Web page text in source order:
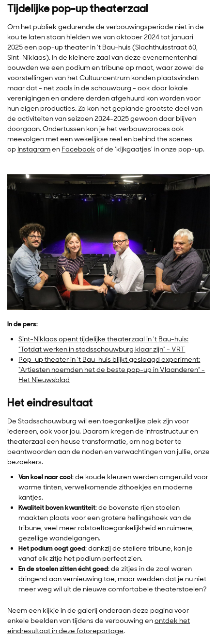
Tijdelijke pop-up theaterzaal
Om het publiek gedurende de verbouwingsperiode niet in de
kou te laten staan hielden we van oktober 2024 tot januari
2025 een pop-up theater in ’t Bau-huis (Slachthuisstraat 60,
Sint-Niklaas). In de kleinere zaal van deze evenementenhal
bouwden we een podium en tribune op maat, waar zowel de
voorstellingen van het Cultuurcentrum konden plaatsvinden
maar dat - net zoals in de schouwburg - ook door lokale
verenigingen en andere derden afgehuurd kon worden voor
hun eigen producties. Zo kon het geplande grootste deel van
de activiteiten van seizoen 2024-2025 gewoon daar blijven
doorgaan. Ondertussen kon je het verbouwproces ook
meevolgen met een wekelijkse reel en behind the scenes
op Instagramen Facebook of de 'kijkgaatjes' in onze pop-up.
In de pers:
Sint-Niklaas opent tijdelijke theaterzaal in 't Bau-huis:
"Totdat werken in stadsschouwburg klaar zijn" - VRT
Pop-up theater in ‘t Bau-huis blijkt geslaagd experiment:
“Artiesten noemden het de beste pop-up in Vlaanderen” -
Het Nieuwsblad
Het eindresultaat
De Stadsschouwburg wil een toegankelijke plek zijn voor
iedereen, ook voor jou. Daarom kregen de infrastructuur en
theaterzaal een heuse transformatie, om nog beter te
beantwoorden aan de noden en verwachtingen van jullie, onze
bezoekers.
Van koel naar cool: de koude kleuren werden omgeruild voor
warme tinten, verwelkomende zithoekjes en moderne
kantjes.
Kwaliteit boven kwantiteit: de bovenste rijen stoelen
maakten plaats voor een grotere hellingshoek van de
tribune, veel meer rolstoeltoegankelijkheid en ruimere,
gezellige wandelgangen.
Het podium oogt goed: dankzij de steilere tribune, kan je
vanaf elk zitje het podium perfect zien.
En de stoelen zitten écht goed: de zitjes in de zaal waren
dringend aan vernieuwing toe, maar wedden dat je nu niet
meer weg wil uit de nieuwe comfortabele theaterstoelen?
Neem een kijkje in de galerij onderaan deze pagina voor
enkele beelden van tijdens de verbouwing enontdek het
eindresultaat in deze fotoreportage.